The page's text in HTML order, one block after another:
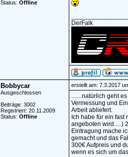
Status: Offline
DerFalk
Bobbycar
Ausgeschlossen
Beiträge: 3002
Registriert: 20.11.2009
Status: Offline
erstellt am: 7.3.2017
.......natürlich geht
Vermessung und
Arbeit abliefert.
Ich habe für ein
angeboten wird.....)
Eintragung mache
gemacht und das
300€ Aufpreis und
wenn es sich um